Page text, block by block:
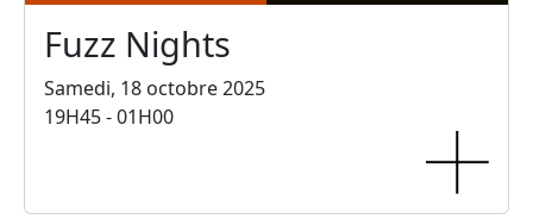
Fuzz Nights
Samedi, 18 octobre 2025
19H45 - 01H00